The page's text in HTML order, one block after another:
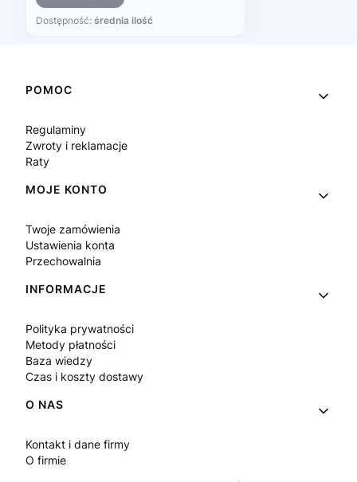
Dostępność: średnia ilość
Linki w stopce
POMOC
Regulaminy
Zwroty i reklamacje
Raty
MOJE KONTO
Twoje zamówienia
Ustawienia konta
Przechowalnia
INFORMACJE
Polityka prywatności
Metody płatności
Baza wiedzy
Czas i koszty dostawy
O NAS
Kontakt i dane firmy
O firmie